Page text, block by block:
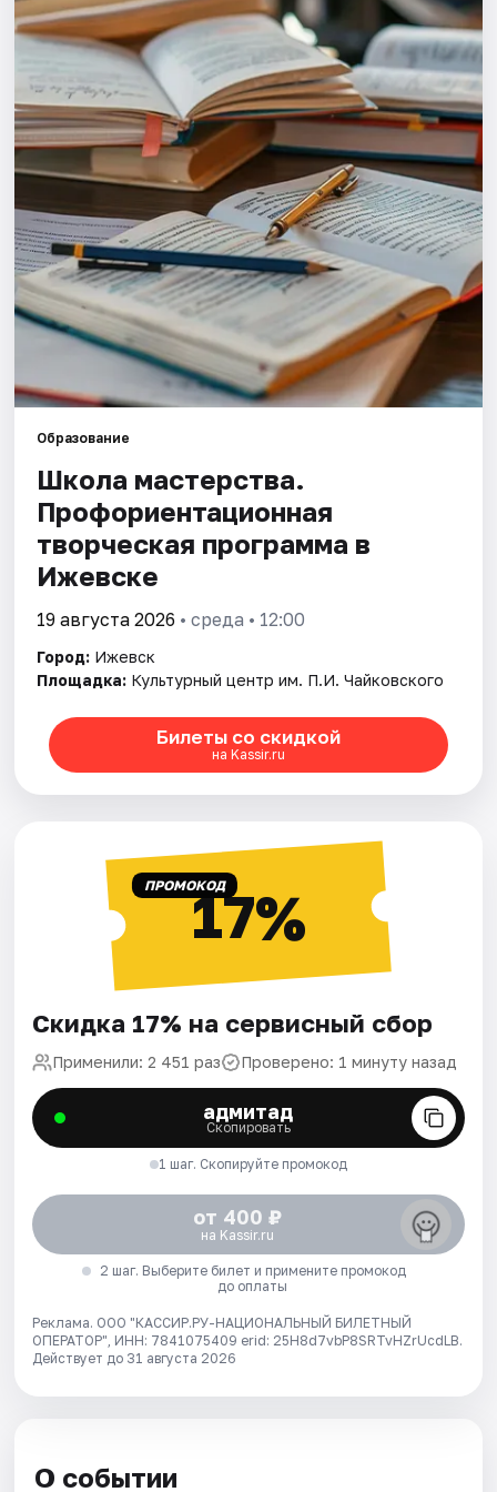
Площадки
Артисты
Рейтинги
Образование
Школа мастерства.
Профориентационная
творческая программа в
Ижевске
19 августа 2026 • среда • 12:00
Город: Ижевск
Площадка: Культурный центр им. П.И. Чайковского
Билеты со скидкой
на Kassir.ru
ПРОМОКОД17%
Скидка 17% на сервисный сбор
Применили: 2 451 раз Проверено: 1 минуту назад
адмитад
Скопировать
1 шаг. Скопируйте промокод
от 400 ₽
на Kassir.ru
2 шаг. Выберите билет и примените промокод
до оплаты
Реклама. ООО "КАССИР.РУ-НАЦИОНАЛЬНЫЙ БИЛЕТНЫЙ
ОПЕРАТОР", ИНН: 7841075409 erid: 25H8d7vbP8SRTvHZrUcdLB.
Действует до 31 августа 2026
О событии